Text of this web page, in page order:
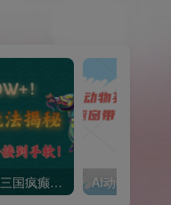
1 个作品爆涨 10W+!三国疯癫图文玩法揭秘，3 分钟一条作品，广告接到手软!(附详细教学)